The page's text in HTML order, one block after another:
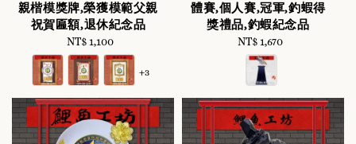
親楷模獎牌,榮獲模範父親
祝賀匾額,退休紀念品
Regular
price
NT$ 1,100
+3
體賽,個人賽,冠軍,釣蝦得
獎禮品,釣蝦紀念品
Regular
price
NT$ 1,670